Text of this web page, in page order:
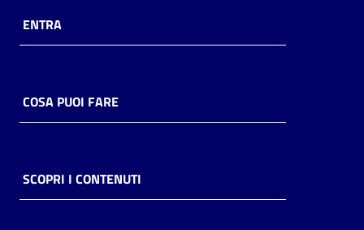
Risorse
online
Casa
Piani
ENTRA
COSA PUOI FARE
SCOPRI I CONTENUTI